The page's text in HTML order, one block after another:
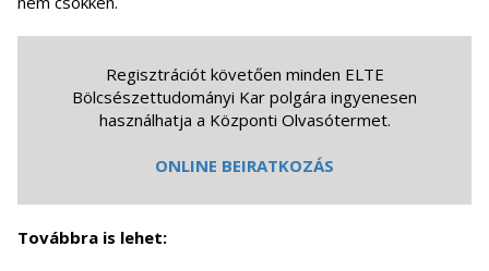
Regisztrációt követően minden ELTE
Bölcsészettudományi Kar polgára ingyenesen
használhatja a Központi Olvasótermet.
ONLINE BEIRATKOZÁS
Továbbra is lehet: